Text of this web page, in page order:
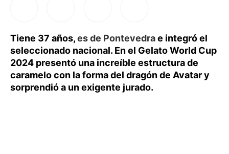
Tiene 37 años,es de Pontevedrae integró el
seleccionado nacional. En el Gelato World Cup
2024 presentó una increíble estructura de
caramelo con la forma del dragón de Avatar y
sorprendió a un exigente jurado.